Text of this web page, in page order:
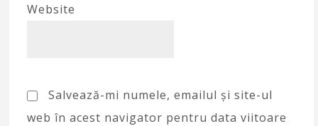
Website
Salvează-mi numele, emailul și site-ul
web în acest navigator pentru data viitoare